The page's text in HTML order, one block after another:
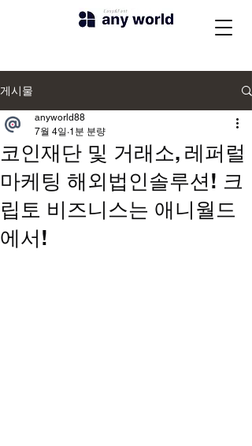
게시물
코인재단 및 거래소, 레퍼럴
마케팅 해외법인솔루션! 크
립토 비즈니스는 애니월드
에서!
anyworld88
7월 4일 1분 분량